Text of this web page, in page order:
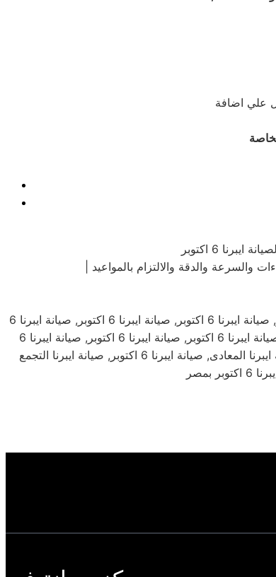
فروع صيانة ثلاجة ايبرنا 6 اكتوبر, صيانه ثلاجة ايبرنا 6 اكتوبر,صيانة ايبرنا 6 اكتوبر,صيانة ايبرنا القاهرة,صيانة ايبرنا 6 اكتوبر,صيانة ايبرنا 6 اكتوبر, صيانة ايبرنا 6 اكتوبر, صيانة ايبرنا 6 اكتوبر, صيانة ايبرنا 6
اكتوبر, صيانة ايبرنا 6 اكتوبر, صيانة ايبرنا 6 اكتوبر, صيانة ايبرنا 6 اكتوبر, صيانة ايبرنا 6 اكتوبر, صيانة ايبرنا 6 اكتوبر, صيانة ايبرنا بنى سويف, صيانة ايبرنا 6 اكتوبر, صيانة ايبرنا 6 اكتوبر, صيانة ايبرنا 6
اكتوبر, صيانة ايبرنا 6 اكتوبر, صيانة ايبرنا 6 اكتوبر, صيانة ايبرنا الدقى, صيانة ايبرنا 6 اكتوبر, صيانة ايبرنا 6 اكتوبر, صيانة ايبرنا 6 اكتوبر, صيانة ايبرنا المعادى, صيانة ايبرنا 6 اكتوبر, صيانة ايبرنا التجمع